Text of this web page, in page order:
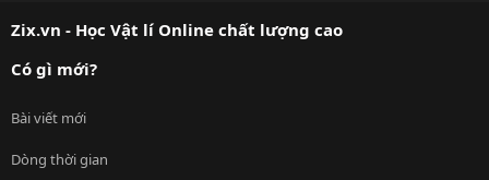
Zix.vn - Học Vật lí Online chất lượng cao
Có gì mới?
Bài viết mới
Dòng thời gian